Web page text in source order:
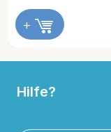
Hilfe?